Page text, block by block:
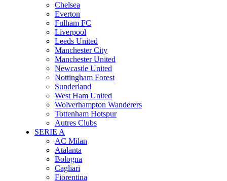
Chelsea
Everton
Fulham FC
Liverpool
Leeds United
Manchester City
Manchester United
Newcastle United
Nottingham Forest
Sunderland
West Ham United
Wolverhampton Wanderers
Tottenham Hotspur
Autres Clubs
SERIE A
AC Milan
Atalanta
Bologna
Cagliari
Fiorentina